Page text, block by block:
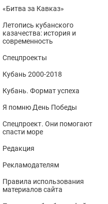
«Битва за Кавказ»
Летопись кубанского
казачества: история и
современность
Спецпроекты
Кубань 2000-2018
Кубань. Формат успеха
Я помню День Победы
Спецпроект. Они помогают
спасти море
Редакция
Рекламодателям
Правила использования
материалов сайта